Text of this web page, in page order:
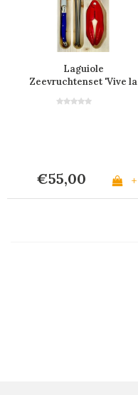
Laguiole
Zeevruchtenset 'Vive la
€55,00 +